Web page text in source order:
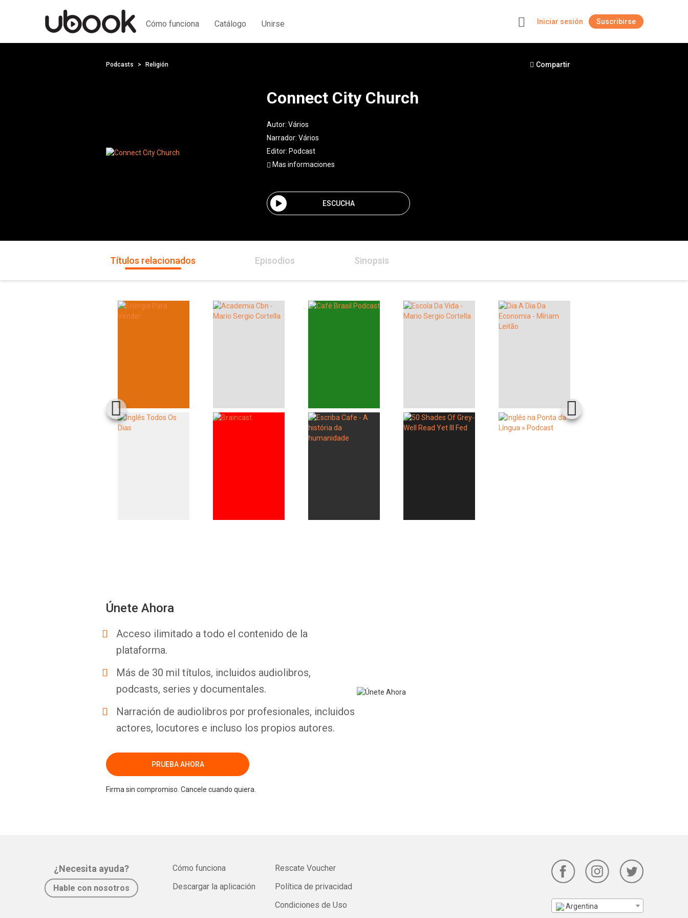
Cómo funciona Catálogo Unirse Iniciar sesión Suscribirse
Podcasts Religión Compartir
Connect City Church
Autor: Vários
Narrador: Vários
Editor: Podcast
Mas informaciones
ESCUCHA
Títulos relacionados Episodios Sinopsis
Únete Ahora
Acceso ilimitado a todo el contenido de la
plataforma.
Más de 30 mil títulos, incluidos audiolibros,
podcasts, series y documentales.
Narración de audiolibros por profesionales, incluidos
actores, locutores e incluso los propios autores.
PRUEBA AHORA
Firma sin compromiso. Cancele cuando quiera.
¿Necesita ayuda?
Hable con nosotros
Cómo funciona
Descargar la aplicación
Rescate Voucher
Política de privacidad
Condiciones de Uso
Argentina